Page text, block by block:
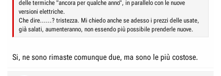
delle termiche "ancora per qualche anno", in parallelo con le nuove
versioni elettriche.
Che dire......? tristezza. Mi chiedo anche se adesso i prezzi delle usate,
già salati, aumenteranno, non essendo più possibile prenderle nuove.
Si, ne sono rimaste comunque due, ma sono le più costose.